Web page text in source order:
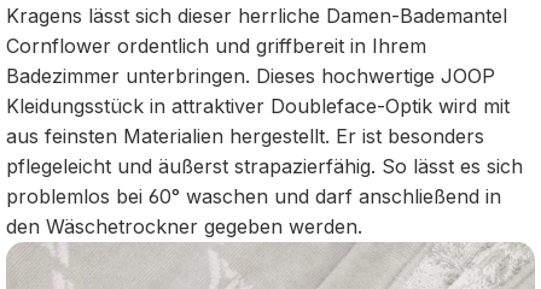
Kragens lässt sich dieser herrliche Damen-Bademantel
Cornflower ordentlich und griffbereit in Ihrem
Badezimmer unterbringen. Dieses hochwertige JOOP
Kleidungsstück in attraktiver Doubleface-Optik wird mit
aus feinsten Materialien hergestellt. Er ist besonders
pflegeleicht und äußerst strapazierfähig. So lässt es sich
problemlos bei 60° waschen und darf anschließend in
den Wäschetrockner gegeben werden.